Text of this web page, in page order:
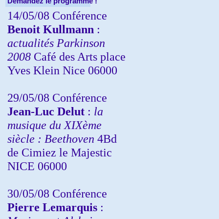
14/05/08 Conférence
Benoit Kullmann :
actualités Parkinson
2008 Café des Arts place
Yves Klein Nice 06000
29/05/08 Conférence
Jean-Luc Delut : la
musique du XIXème
siècle : Beethoven 4Bd
de Cimiez le Majestic
NICE 06000
30/05/08 Conférence
Pierre Lemarquis :